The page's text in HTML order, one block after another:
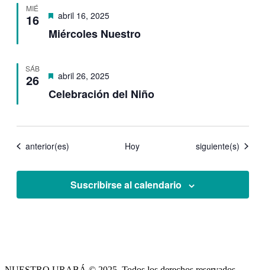
MIÉ
16
Miércoles Nuestro
Destacado
abril 16, 2025
SÁB
26
Celebración del Niño
Destacado
abril 26, 2025
Eventos
anterior(es) Hoy Eventos
siguiente(s)
Suscribirse al calendario